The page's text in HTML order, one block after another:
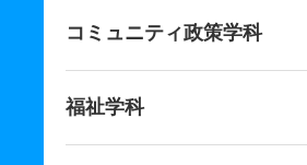
コミュニティ政策学科
福祉学科